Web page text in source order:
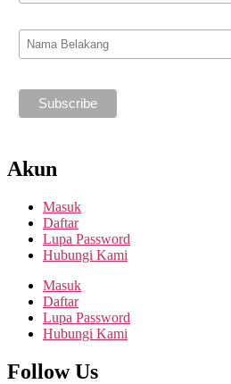
Akun
Masuk
Daftar
Lupa Password
Hubungi Kami
Masuk
Daftar
Lupa Password
Hubungi Kami
Follow Us